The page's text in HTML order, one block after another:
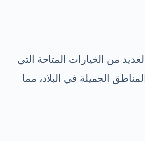
من الخيارات المتاحة التي
الجميلة في البلاد، مما